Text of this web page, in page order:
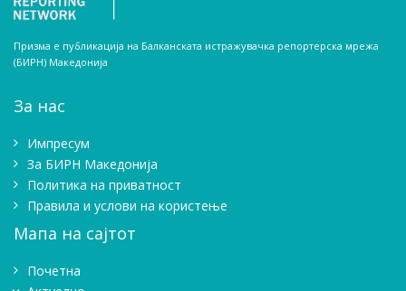
Призма е публикација на Балканската истражувачка репортерска мрежа
(БИРН) Македонија
За нас
Импресум
Зa БИРН Македонија
Политика на приватност
Правила и услови на користење
Мапа на сајтот
Почетна